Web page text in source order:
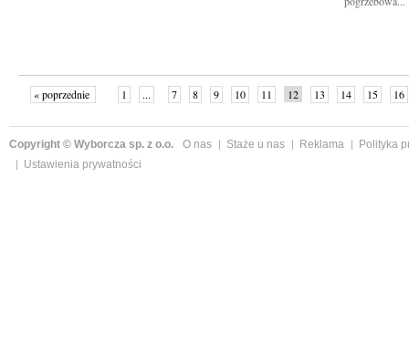
« poprzednie 1 ... 7 8 9 10 11 12 13 14 15 16
Copyright © Wyborcza sp. z o.o. O nas Staże u nas Reklama
Polityka
Ustawienia prywatności